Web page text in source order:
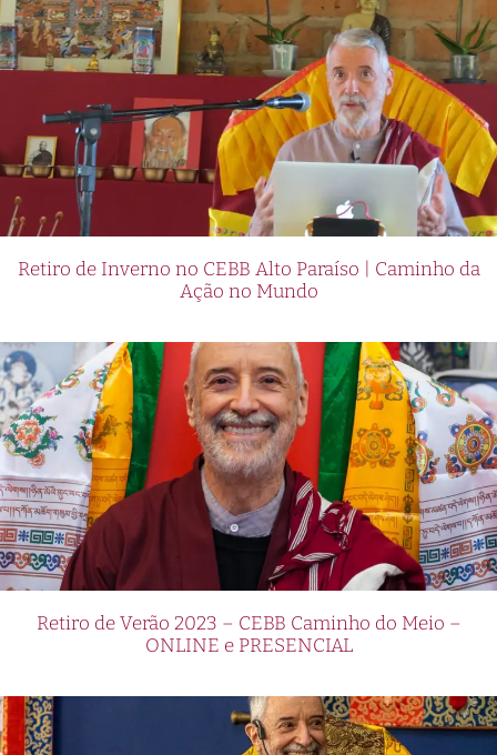
Retiro de Inverno no CEBB Alto Paraíso | Caminho da
Ação no Mundo
Retiro de Verão 2023 – CEBB Caminho do Meio –
ONLINE e PRESENCIAL